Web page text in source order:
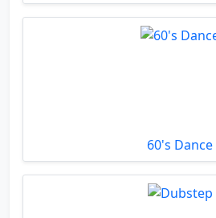
60's Dance